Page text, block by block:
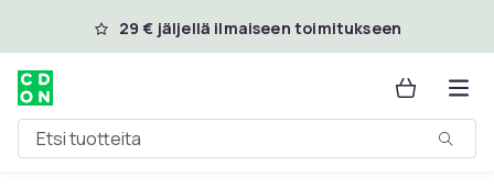
Ohita ja siirry pääsisältöön
29 € jäljellä ilmaiseen toimitukseen
Etsi tuotteita